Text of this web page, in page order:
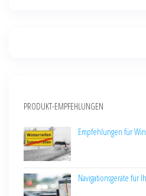
PRODUKT-EMPFEHLUNGEN
Empfehlungen für
Navigationsgeräte für